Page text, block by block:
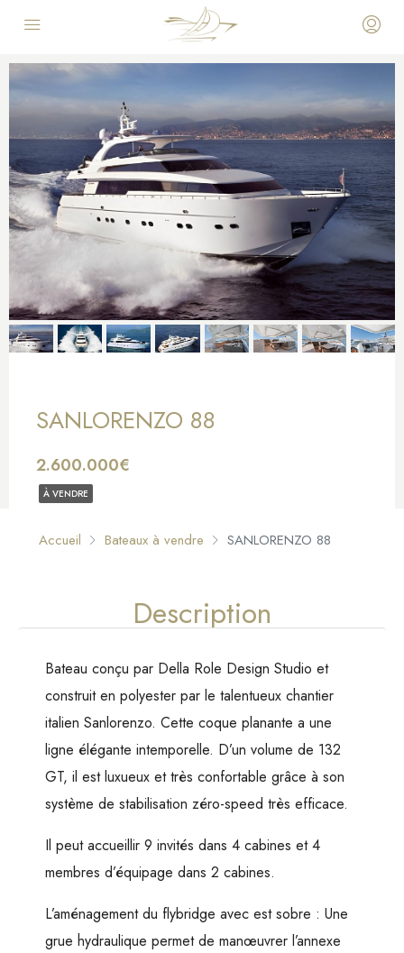
SANLORENZO 88
2.600.000€
À VENDRE
Accueil Bateaux à vendre SANLORENZO 88
Description
Bateau conçu par Della Role Design Studio et
construit en polyester par le talentueux chantier
italien Sanlorenzo. Cette coque planante a une
ligne élégante intemporelle. D’un volume de 132
GT, il est luxueux et très confortable grâce à son
système de stabilisation zéro-speed très efficace.
Il peut accueillir 9 invités dans 4 cabines et 4
membres d’équipage dans 2 cabines.
L’aménagement du flybridge avec est sobre : Une
grue hydraulique permet de manœuvrer l’annexe